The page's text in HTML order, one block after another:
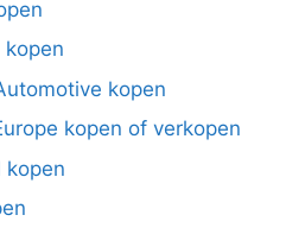
kopen
kopen
kopen of verkopen
kopen